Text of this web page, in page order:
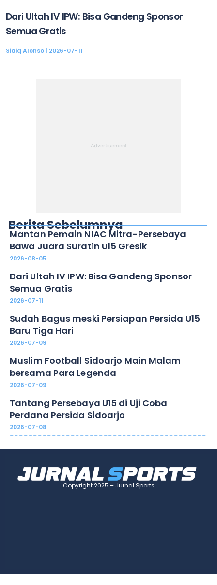
Dari Ultah IV IPW: Bisa Gandeng Sponsor
Semua Gratis
Sidiq Alonso 2026-07-11
Berita Sebelumnya
Mantan Pemain NIAC Mitra-Persebaya
Bawa Juara Suratin U15 Gresik
2026-08-05
Dari Ultah IV IPW: Bisa Gandeng Sponsor
Semua Gratis
2026-07-11
Sudah Bagus meski Persiapan Persida U15
Baru Tiga Hari
2026-07-09
Muslim Football Sidoarjo Main Malam
bersama Para Legenda
2026-07-09
Tantang Persebaya U15 di Uji Coba
Perdana Persida Sidoarjo
2026-07-08
Copyright 2025 – Jurnal Sports